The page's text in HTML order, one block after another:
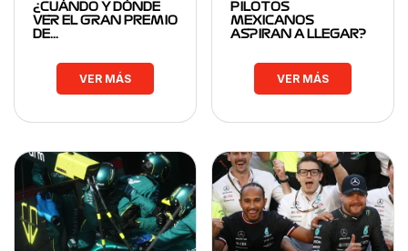
¿CUÁNDO Y DÓNDE
VER EL GRAN PREMIO
DE…
VER MÁS
PILOTOS
MEXICANOS
ASPIRAN A LLEGAR?
VER MÁS